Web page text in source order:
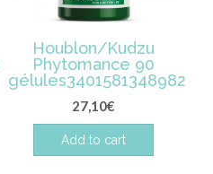
Houblon/Kudzu
Phytomance 90
gélules3401581348982
27,10€
Add to cart